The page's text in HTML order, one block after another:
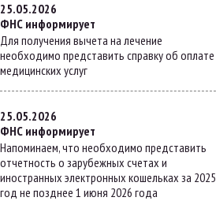
25.05.2026
ФНС информирует
Для получения вычета на лечение
необходимо представить справку об оплате
медицинских услуг
25.05.2026
ФНС информирует
Напоминаем, что необходимо представить
отчетность о зарубежных счетах и
иностранных электронных кошельках за 2025
год не позднее 1 июня 2026 года